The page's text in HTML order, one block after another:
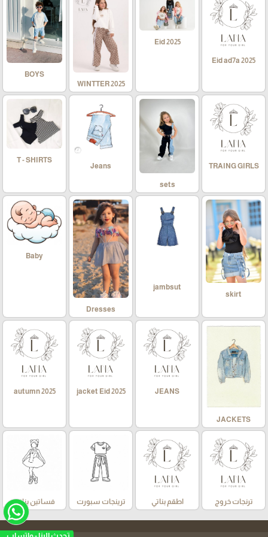
Eid ad7a 2025
Eid 2025
WINTTER 2025
BOYS
TRAING GIRLS
sets
Jeans
T - SHIRTS
skirt
jambsut
Dresses
Baby
JACKETS
JEANS
jacket Eid 2025
autumn 2025
ترنجات خروج اطقم بناتي ترينجات سبورت فساتين بناتي